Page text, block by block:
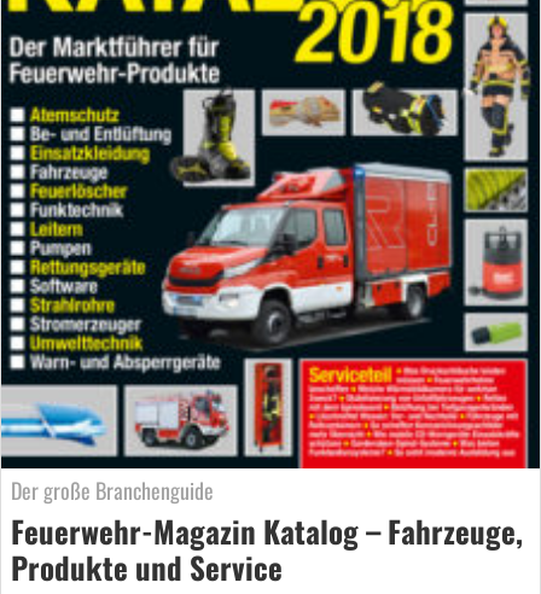
Der große Branchenguide
Feuerwehr-Magazin Katalog – Fahrzeuge,
Produkte und Service